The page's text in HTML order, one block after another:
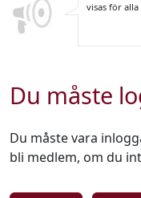
visas för alla
Du måste
Du måste vara
bli medlem, om du